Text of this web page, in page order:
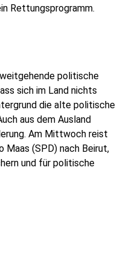
Rettungsprogramm.
politische
sich im Land nichts
die alte politische
aus dem Ausland
Am Mittwoch reist
Maas (SPD) nach Beirut,
und für politische